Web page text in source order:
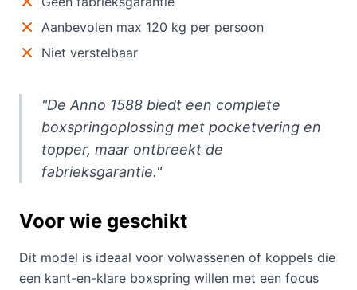
Aanbevolen max 120 kg per persoon
Niet verstelbaar
"De Anno 1588 biedt een complete
boxspringoplossing met pocketvering en
topper, maar ontbreekt de
fabrieksgarantie."
Voor wie geschikt
Dit model is ideaal voor volwassenen of koppels die
een kant-en-klare boxspring willen met een focus